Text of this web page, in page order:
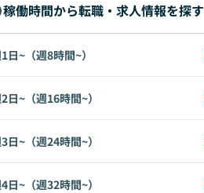
稼働時間から転職・求人情報を探す
日~（週8時間~）
日~（週16時間~）
日~（週24時間~）
日~（週32時間~）